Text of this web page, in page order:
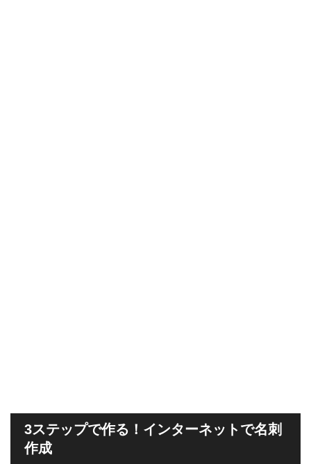
3ステップで作る！インターネットで名刺
作成